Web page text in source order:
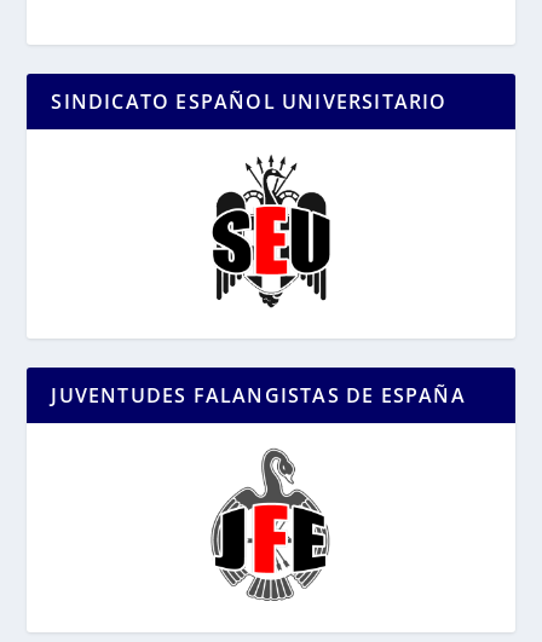
SINDICATO ESPAÑOL UNIVERSITARIO
JUVENTUDES FALANGISTAS DE ESPAÑA